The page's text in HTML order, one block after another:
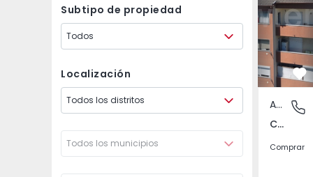
Subtipo de propiedad
Todos
Localización
Todos los distritos
Todos los municipios
Covilhã
Apartamento
Covilhã e Canhoso, Castelo Branco
Comprar